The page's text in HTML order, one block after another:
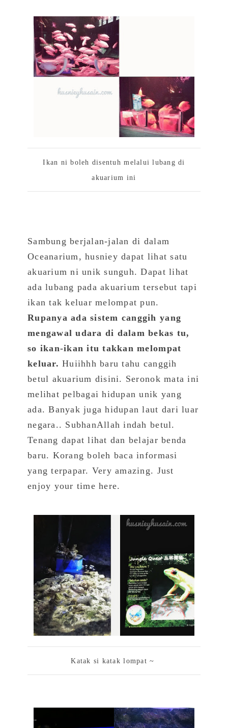
Ikan ni boleh disentuh melalui lubang di
akuarium ini
Sambung berjalan-jalan di dalam
Oceanarium, husniey dapat lihat satu
akuarium ni unik sunguh. Dapat lihat
ada lubang pada akuarium tersebut tapi
ikan tak keluar melompat pun.
Rupanya ada sistem canggih yang
mengawal udara di dalam bekas tu,
so ikan-ikan itu takkan melompat
keluar. Huiihhh baru tahu canggih
betul akuarium disini. Seronok mata ini
melihat pelbagai hidupan unik yang
ada. Banyak juga hidupan laut dari luar
negara.. SubhanAllah indah betul.
Tenang dapat lihat dan belajar benda
baru. Korang boleh baca informasi
yang terpapar. Very amazing. Just
enjoy your time here.
Katak si katak lompat ~